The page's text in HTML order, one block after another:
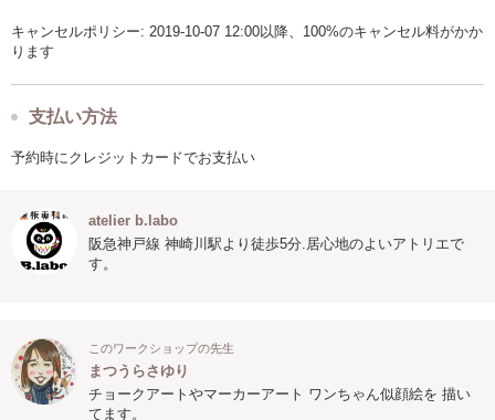
キャンセルポリシー: 2019-10-07 12:00以降、100%のキャンセル料がかか
ります
支払い方法
予約時にクレジットカードでお支払い
atelier b.labo
阪急神戸線 神崎川駅より徒歩5分.居心地のよいアトリエで
す。
このワークショップの先生
まつうらさゆり
チョークアートやマーカーアート ワンちゃん似顔絵を 描い
てます。